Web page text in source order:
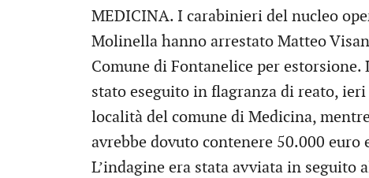
MEDICINA. I carabinieri del nucleo
Molinella hanno arrestato Matteo
Comune di Fontanelice per estorsione.
stato eseguito in flagranza di reato,
località del comune di Medicina,
avrebbe dovuto contenere 50.000
L’indagine era stata avviata in